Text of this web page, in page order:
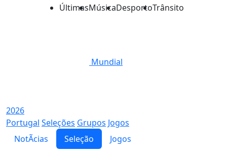
ÚltimasMúsicaDesportoTrânsito
Mundial
2026
Portugal Seleções Grupos Jogos
NotÃ­cias
Seleção Jogos